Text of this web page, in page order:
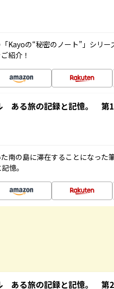
Kayoの“秘密のノート”」シリ
紹介！
ある旅の記録と記憶。 第
南の島に滞在することになった
憶。
ある旅の記録と記憶。 第